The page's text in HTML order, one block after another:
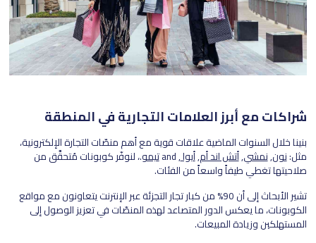
شراكات مع أبرز العلامات التجارية في المنطقة
بنينا خلال السنوات الماضية علاقات قوية مع أهم منصّات التجارة الإلكترونية،
مثل:نون,نمشي,أتش اند أم,أيوا, and تيمو.، لنوفّر كوبونات مُتحقَّق من
صلاحيتها تغطي طيفاً واسعاً من الفئات.
تشير الأبحاث إلى أن 90% من كبار تجار التجزئة عبر الإنترنت يتعاونون مع مواقع
الكوبونات، ما يعكس الدور المتصاعد لهذه المنصّات في تعزيز الوصول إلى
المستهلكين وزيادة المبيعات.